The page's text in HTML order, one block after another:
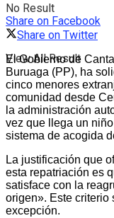
No Result
View All Result
Share on Facebook
Share on Twitter
El Gobierno de
Buruaga (PP), ha
cinco menores
comunidad desde
la administración
vez que llega un
sistema de acogida
La justificación que
esta repatriación es
satisface con la
origen». Este criterio
excepción.